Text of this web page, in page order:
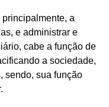
a
e administrar e
cabe a função de
a sociedade,
sendo, sua função